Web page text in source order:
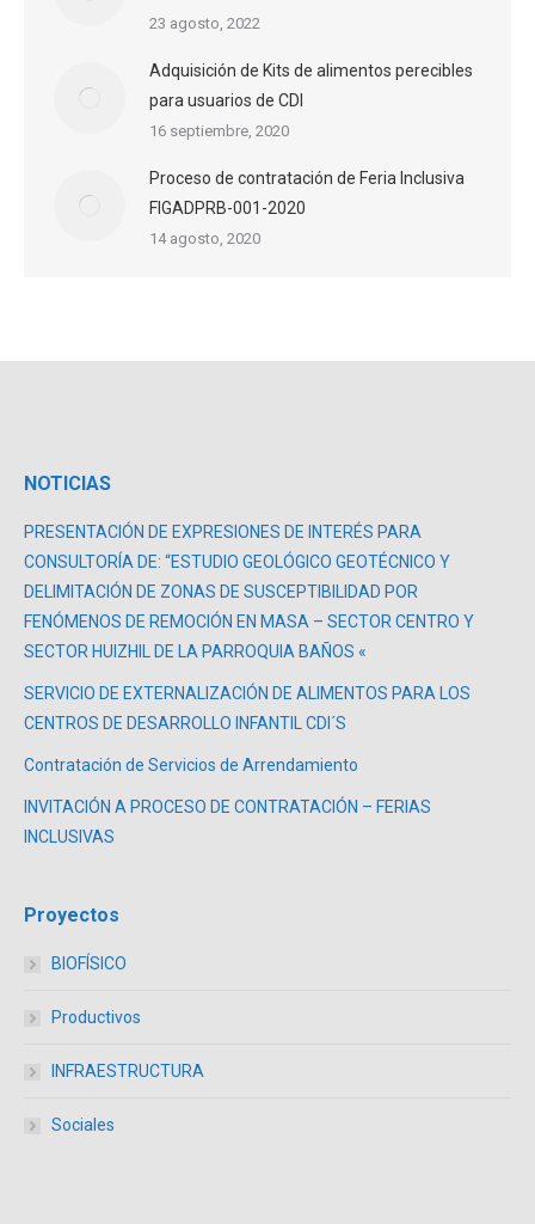
23 agosto, 2022
Adquisición de Kits de alimentos perecibles
para usuarios de CDI
16 septiembre, 2020
Proceso de contratación de Feria Inclusiva
FIGADPRB-001-2020
14 agosto, 2020
NOTICIAS
PRESENTACIÓN DE EXPRESIONES DE INTERÉS PARA
CONSULTORÍA DE: “ESTUDIO GEOLÓGICO GEOTÉCNICO Y
DELIMITACIÓN DE ZONAS DE SUSCEPTIBILIDAD POR
FENÓMENOS DE REMOCIÓN EN MASA – SECTOR CENTRO Y
SECTOR HUIZHIL DE LA PARROQUIA BAÑOS «
SERVICIO DE EXTERNALIZACIÓN DE ALIMENTOS PARA LOS
CENTROS DE DESARROLLO INFANTIL CDI´S
Contratación de Servicios de Arrendamiento
INVITACIÓN A PROCESO DE CONTRATACIÓN – FERIAS
INCLUSIVAS
Proyectos
BIOFÍSICO
Productivos
INFRAESTRUCTURA
Sociales